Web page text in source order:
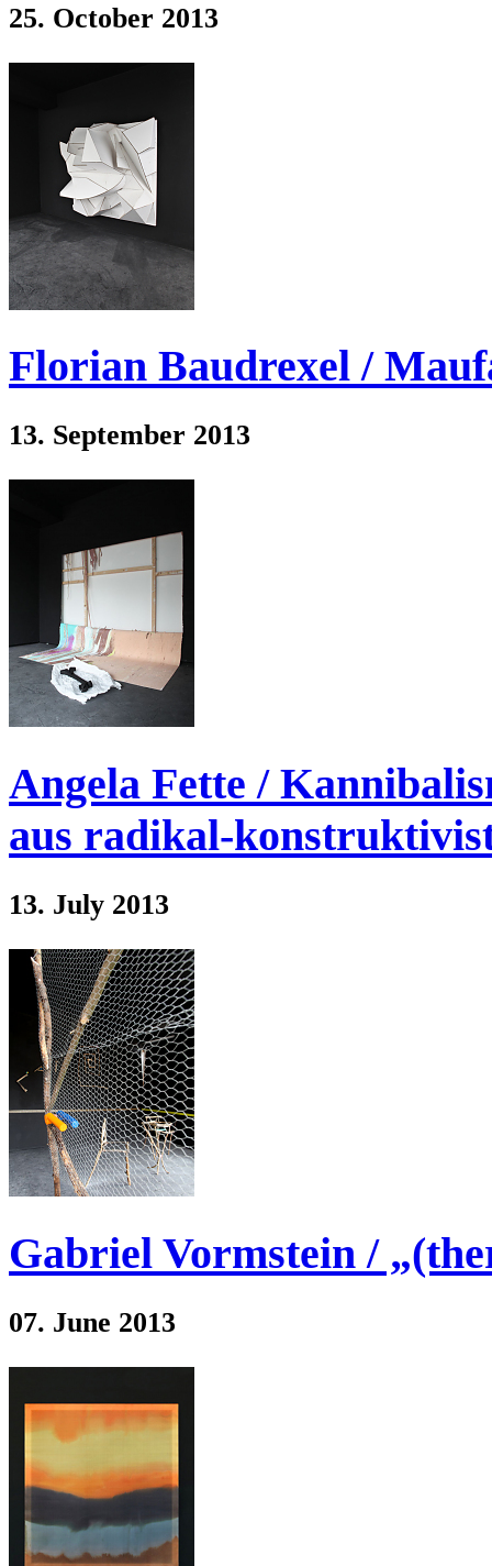
25. October 2013
Florian Baudrexel /
13. September 2013
Angela Fette /
aus radikal-
13. July 2013
Gabriel Vormstein /
07. June 2013